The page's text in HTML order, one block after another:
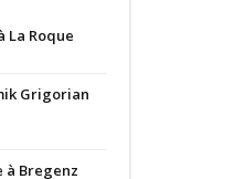
La Roque
Grigorian
à Bregenz